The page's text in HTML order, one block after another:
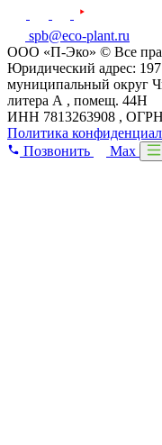
spb@eco-plant.ru
ООО «П-Эко» © Все
Юридический адрес:
муниципальный округ
литера А , помещ. 44Н
ИНН 7813263908 , ОГРН
Политика
Позвонить
Max